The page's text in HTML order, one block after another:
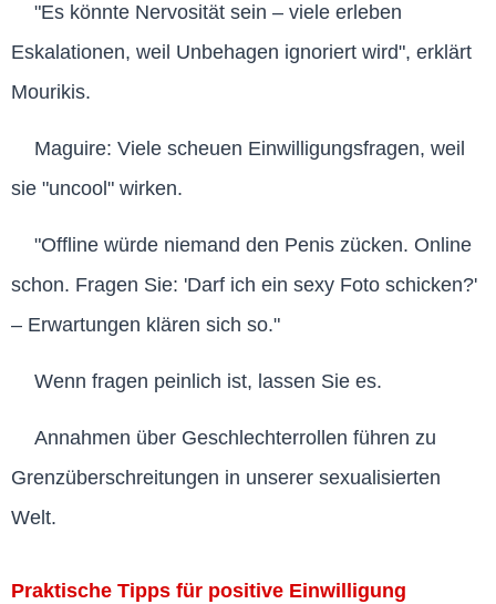
"Es könnte Nervosität sein – viele erleben
Eskalationen, weil Unbehagen ignoriert wird", erklärt
Mourikis.
Maguire: Viele scheuen Einwilligungsfragen, weil
sie "uncool" wirken.
"Offline würde niemand den Penis zücken. Online
schon. Fragen Sie: 'Darf ich ein sexy Foto schicken?'
– Erwartungen klären sich so."
Wenn fragen peinlich ist, lassen Sie es.
Annahmen über Geschlechterrollen führen zu
Grenzüberschreitungen in unserer sexualisierten
Welt.
Praktische Tipps für positive Einwilligung